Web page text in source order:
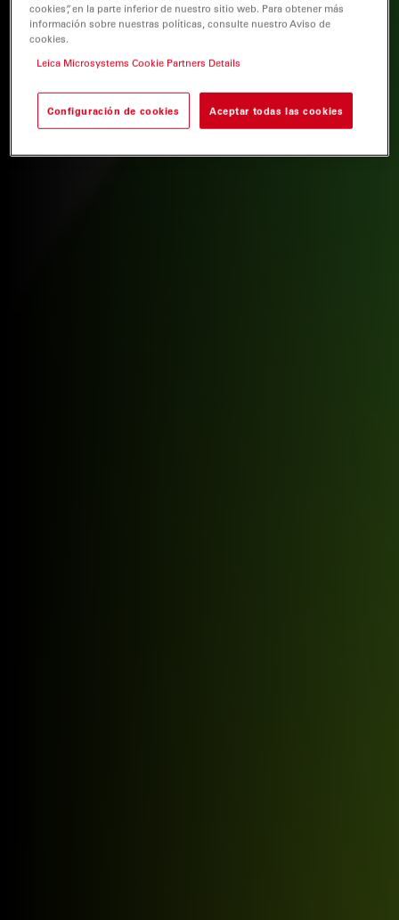
cookies”, en la parte inferior de nuestro sitio web. Para obtener más
información sobre nuestras políticas, consulte nuestro Aviso de
cookies.
Leica Microsystems Cookie Partners Details
Configuración de cookies Aceptar todas las cookies